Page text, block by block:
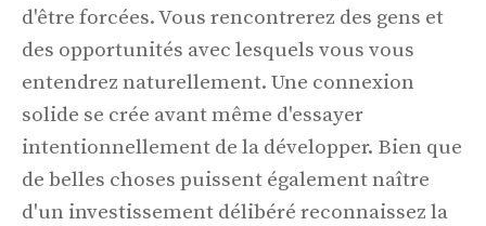
d'être forcées. Vous rencontrerez des gens et
des opportunités avec lesquels vous vous
entendrez naturellement. Une connexion
solide se crée avant même d'essayer
intentionnellement de la développer. Bien que
de belles choses puissent également naître
d'un investissement délibéré reconnaissez la